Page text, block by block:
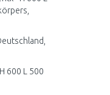
600 L 500